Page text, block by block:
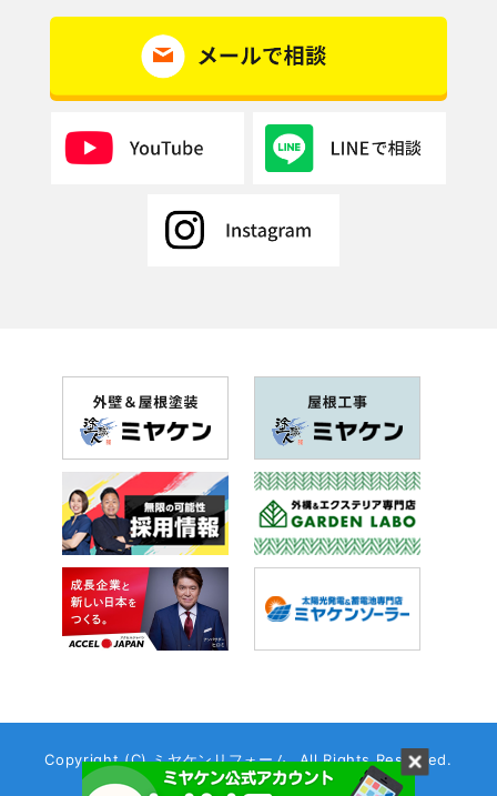
2019年1月(1記事)
2018年12月(5記事)
2018年11月(9記事)
2018年9月(11記事)
2018年7月(20記事)
2018年6月(26記事)
2018年5月(28記事)
2018年4月(28記事)
2018年3月(41記事)
Copyright (C) ミヤケンリフォーム. All Rights Reserved.
Created byABABAICo.,Ltd.